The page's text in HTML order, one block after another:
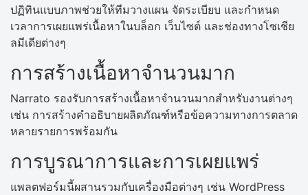
ปฏิทินแบบภาพช่วยให้ทีมวางแผน จัดระเบียบ และกำหนด
เวลาการเผยแพร่เนื้อหาในบล็อก เว็บไซต์ และช่องทางโซเชีย
ลมีเดียต่างๆ
การสร้างเนื้อหาจำนวนมาก
Narrato รองรับการสร้างเนื้อหาจำนวนมากสำหรับงานต่างๆ
เช่น การสร้างคำอธิบายผลิตภัณฑ์หรือข้อความทางการตลาด
หลายรายการพร้อมกัน
การบูรณาการและการเผยแพร่
แพลตฟอร์มนี้ผสานรวมกับเครื่องมือต่างๆ เช่น WordPress